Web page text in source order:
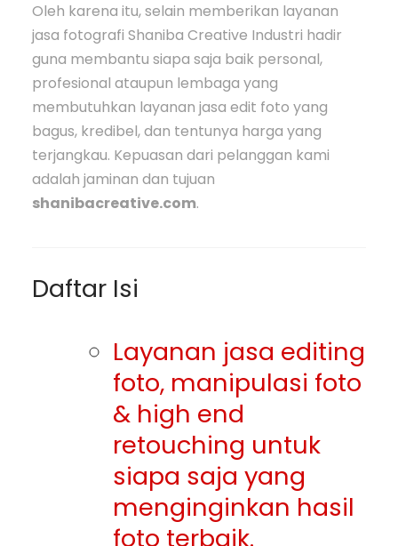
Oleh karena itu, selain memberikan layanan
jasa fotografi Shaniba Creative Industri hadir
guna membantu siapa saja baik personal,
profesional ataupun lembaga yang
membutuhkan layanan jasa edit foto yang
bagus, kredibel, dan tentunya harga yang
terjangkau. Kepuasan dari pelanggan kami
adalah jaminan dan tujuan
shanibacreative.com.
Daftar Isi
Layanan jasa editing
foto, manipulasi foto
& high end
retouching untuk
siapa saja yang
menginginkan hasil
foto terbaik.